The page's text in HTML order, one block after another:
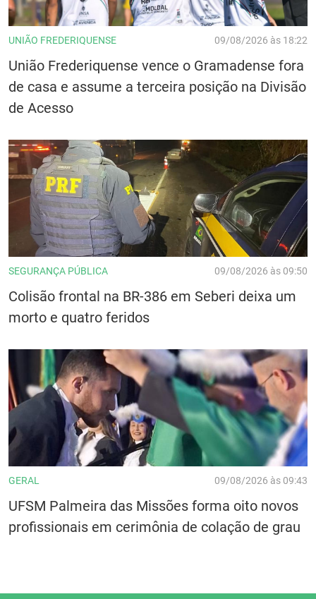
UNIÃO FREDERIQUENSE 09/08/2026 às 18:22
União Frederiquense vence o Gramadense fora
de casa e assume a terceira posição na Divisão
de Acesso
SEGURANÇA PÚBLICA 09/08/2026 às 09:50
Colisão frontal na BR-386 em Seberi deixa um
morto e quatro feridos
GERAL 09/08/2026 às 09:43
UFSM Palmeira das Missões forma oito novos
profissionais em cerimônia de colação de grau